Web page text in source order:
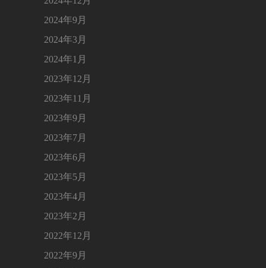
2024年9月
2024年3月
2024年1月
2023年12月
2023年11月
2023年9月
2023年7月
2023年6月
2023年5月
2023年4月
2023年2月
2022年12月
2022年9月